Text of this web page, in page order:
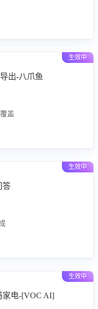
生效中
出-八爪鱼
盖
生效中
答
生效中
家电-[VOC AI]